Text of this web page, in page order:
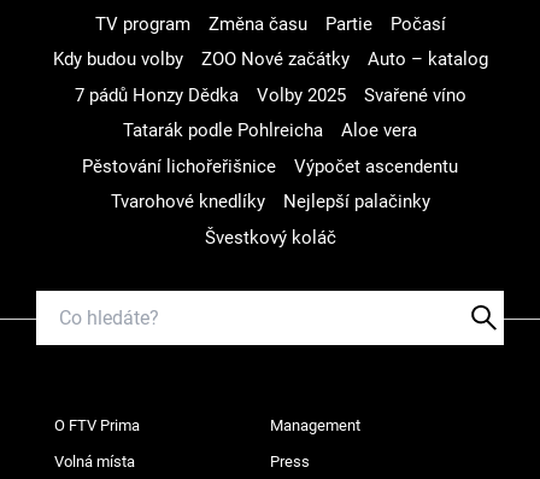
TV program
Změna času Partie
Počasí
Kdy budou volby
ZOO Nové začátky
Auto – katalog
7 pádů Honzy Dědka
Volby 2025
Svařené víno
Tatarák podle Pohlreicha
Aloe vera
Pěstování lichořeřišnice
Výpočet ascendentu
Tvarohové knedlíky
Nejlepší palačinky
Švestkový koláč
O FTV Prima Management
Volná místa Press